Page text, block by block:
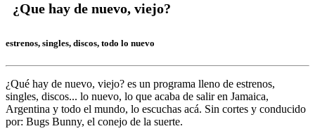
¿Que hay de nuevo, viejo?
estrenos, singles, discos, todo lo nuevo
¿Qué hay de nuevo, viejo? es un programa lleno de estrenos,
singles, discos... lo nuevo, lo que acaba de salir en Jamaica,
Argentina y todo el mundo, lo escuchas acá. Sin cortes y conducido
por: Bugs Bunny, el conejo de la suerte.